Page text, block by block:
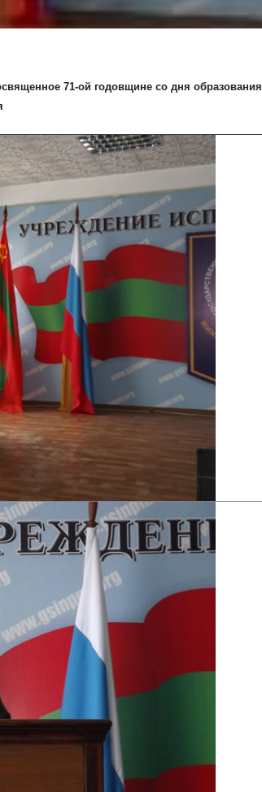
71-ой годовщине со дня образования